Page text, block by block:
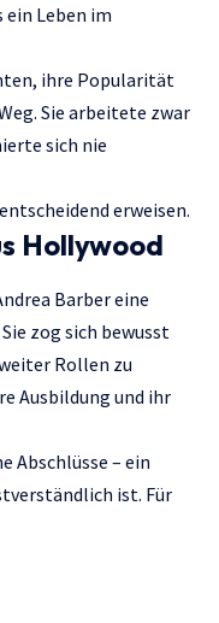
ein Leben im
ihre Popularität
Sie arbeitete zwar
sich nie
erweisen.
Hollywood
Barber eine
zog sich bewusst
Rollen zu
Ausbildung und ihr
Abschlüsse – ein
ist. Für